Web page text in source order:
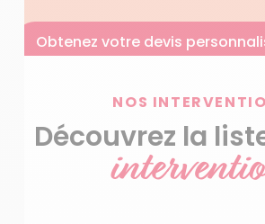
Obtenez votre devis
NOS
Découvrez la